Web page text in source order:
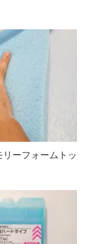
ーフォームトッ